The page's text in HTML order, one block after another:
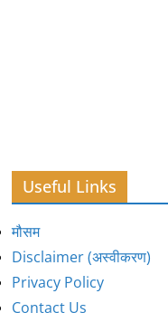
Useful Links
मौसम
Disclaimer (अस्वीकरण)
Privacy Policy
Contact Us